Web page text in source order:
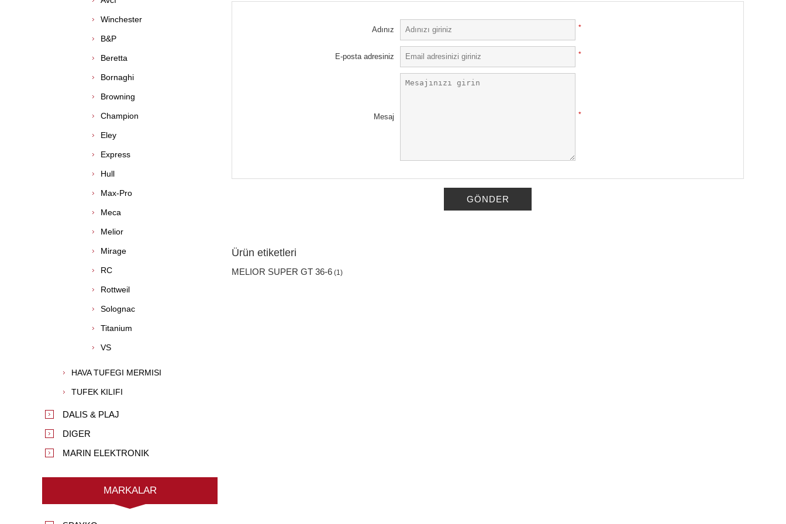
Adınız *
E-posta adresiniz *
Mesaj *
GÖNDER
Ürün etiketleri
MELIOR SUPER GT 36-6 (1)
Winchester
B&P
Beretta
Bornaghi
Browning
Champion
Eley
Express
Hull
Max-Pro
Meca
Melior
Mirage
RC
Rottweil
Solognac
Titanium
VS
HAVA TUFEGI MERMISI
TUFEK KILIFI
DALIS & PLAJ
DIGER
MARIN ELEKTRONIK
MARKALAR